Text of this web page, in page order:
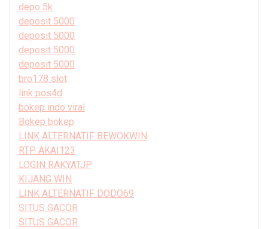
depo 5k
deposit 5000
deposit 5000
deposit 5000
deposit 5000
bro178 slot
link pos4d
bokep indo viral
Bokep bokep
LINK ALTERNATIF BEWOKWIN
RTP AKAI123
LOGIN RAKYATJP
KIJANG WIN
LINK ALTERNATIF DODO69
SITUS GACOR
SITUS GACOR